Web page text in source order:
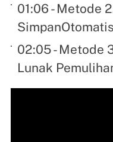
01:06 - Metode
SimpanOtomatis
02:05 - Metode
Lunak